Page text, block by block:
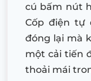
cú bấm nút
Cốp điện tự
đóng lại mà
một cải tiến
thoải mái